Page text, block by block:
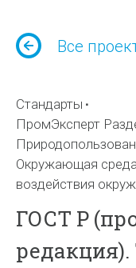
Все
Стандарты
ПромЭксперт
Окружающая
воздействия
ГОСТ Р